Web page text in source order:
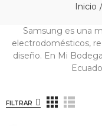
Inicio
Samsung es una
electrodomésticos,
diseño. En Mi
FILTRAR